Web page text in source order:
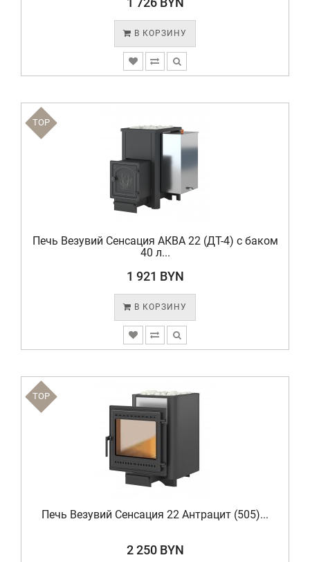
В КОРЗИНУ
TOP
Печь Везувий Сенсация АКВА 22 (ДТ-4) с баком
40 л...
1 921 BYN
В КОРЗИНУ
TOP
Печь Везувий Сенсация 22 Антрацит (505)...
2 250 BYN